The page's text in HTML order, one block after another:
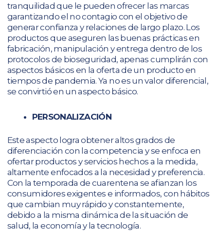
tranquilidad que le pueden ofrecer las marcas
garantizando el no contagio con el objetivo de
generar confianza y relaciones de largo plazo. Los
productos que aseguren las buenas prácticas en
fabricación, manipulación y entrega dentro de los
protocolos de bioseguridad, apenas cumplirán con
aspectos básicos en la oferta de un producto en
tiempos de pandemia. Ya no es un valor diferencial,
se convirtió en un aspecto básico.
PERSONALIZACIÓN
Este aspecto logra obtener altos grados de
diferenciación con la competencia y se enfoca en
ofertar productos y servicios hechos a la medida,
altamente enfocados a la necesidad y preferencia.
Con la temporada de cuarentena se afianzan los
consumidores exigentes e informados, con hábitos
que cambian muy rápido y constantemente,
debido a la misma dinámica de la situación de
salud, la economía y la tecnología.